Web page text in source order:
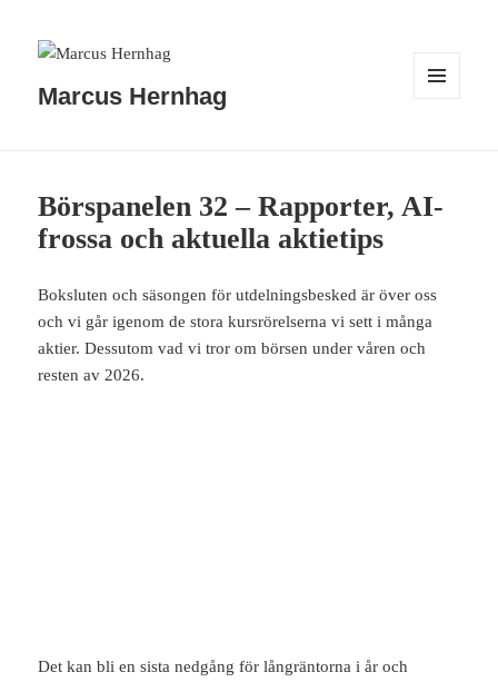
Marcus Hernhag
Börspanelen 32 – Rapporter, AI-
frossa och aktuella aktietips
Boksluten och säsongen för utdelningsbesked är över oss
och vi går igenom de stora kursrörelserna vi sett i många
aktier. Dessutom vad vi tror om börsen under våren och
resten av 2026.
Det kan bli en sista nedgång för långräntorna i år och